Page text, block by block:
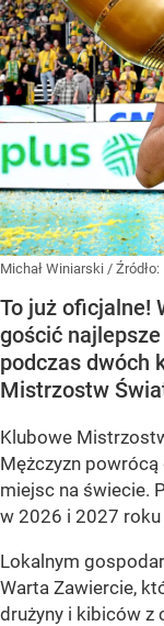
Michał Winiarski / Źródło:
To już oficjalne!
gościć
podczas dwóch
Mistrzostw
Klubowe
Mężczyzn
miejsc na świecie.
w 2026 i 2027
Lokalnym
Warta Zawiercie,
drużyny i kibiców z